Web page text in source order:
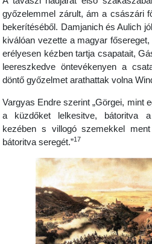
győzelemmel zárult, ám a császári
bekerítéséből. Damjanich és Aulich
kiválóan vezette a magyar
erélyesen kézben tartja csapatait,
leereszkedve öntevékenyen a
döntő győzelmet arathattak volna
Vargyas Endre szerint „Görgei, mint
a küzdőket lelkesitve, bátoritva
kezében s villogó szemekkel
bátoritva seregét.”17